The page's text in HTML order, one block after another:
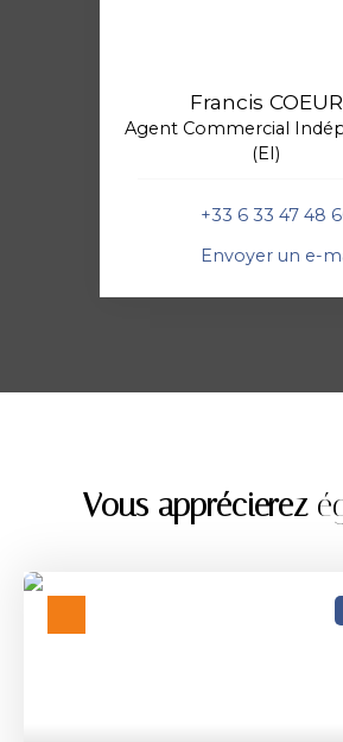
Francis COEUR
Agent Commercial
(EI)
+33 6 33 47 48
Envoyer un e-
Vous apprécierez